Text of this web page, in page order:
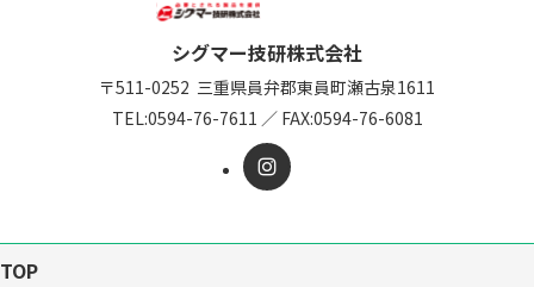
シグマー技研株式会社
〒511-0252 三重県員弁郡東員町瀬古泉1611
TEL:0594-76-7611 ／ FAX:0594-76-6081
TOP